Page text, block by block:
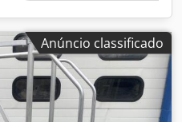
Anúncio classificado